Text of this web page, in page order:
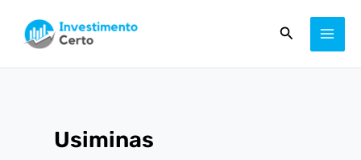
para
Pesquisar
Usiminas